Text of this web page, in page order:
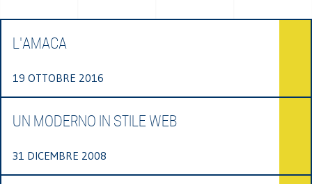
L'AMACA
19 OTTOBRE 2016
UN MODERNO IN STILE WEB
31 DICEMBRE 2008